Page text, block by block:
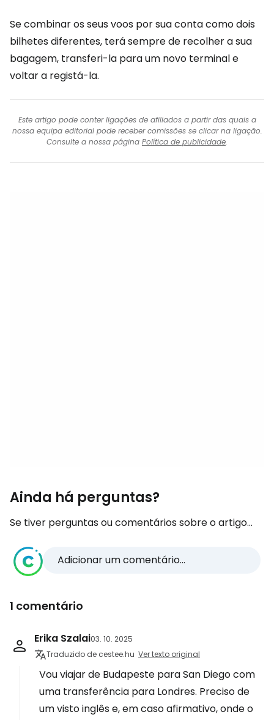
Se combinar os seus voos por sua conta como dois
bilhetes diferentes, terá sempre de recolher a sua
bagagem, transferi-la para um novo terminal e
voltar a registá-la.
Este artigo pode conter ligações de afiliados a partir das quais a
nossa equipa editorial pode receber comissões se clicar na ligação.
Consulte a nossa página Política de publicidade.
Ainda há perguntas?
Se tiver perguntas ou comentários sobre o artigo...
Adicionar um comentário...
1 comentário
Erika Szalai03. 10. 2025
Traduzido de cestee.hu Ver texto original
Vou viajar de Budapeste para San Diego com
uma transferência para Londres. Preciso de
um visto inglês e, em caso afirmativo, onde o